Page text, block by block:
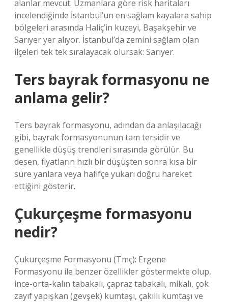
alanlar mevcut. Uzmanlara göre risk haritaları
incelendiğinde İstanbul’un en sağlam kayalara sahip
bölgeleri arasında Haliç’in kuzeyi, Başakşehir ve
Sarıyer yer alıyor. İstanbul’da zemini sağlam olan
ilçeleri tek tek sıralayacak olursak: Sarıyer.
Ters bayrak formasyonu ne
anlama gelir?
Ters bayrak formasyonu, adından da anlaşılacağı
gibi, bayrak formasyonunun tam tersidir ve
genellikle düşüş trendleri sırasında görülür. Bu
desen, fiyatların hızlı bir düşüşten sonra kısa bir
süre yanlara veya hafifçe yukarı doğru hareket
ettiğini gösterir.
Çukurçeşme formasyonu
nedir?
Çukurçeşme Formasyonu (Tmç): Ergene
Formasyonu ile benzer özellikler göstermekte olup,
ince-orta-kalın tabakalı, çapraz tabakalı, mikalı, çok
zayıf yapışkan (gevşek) kumtaşı, çakıllı kumtaşı ve